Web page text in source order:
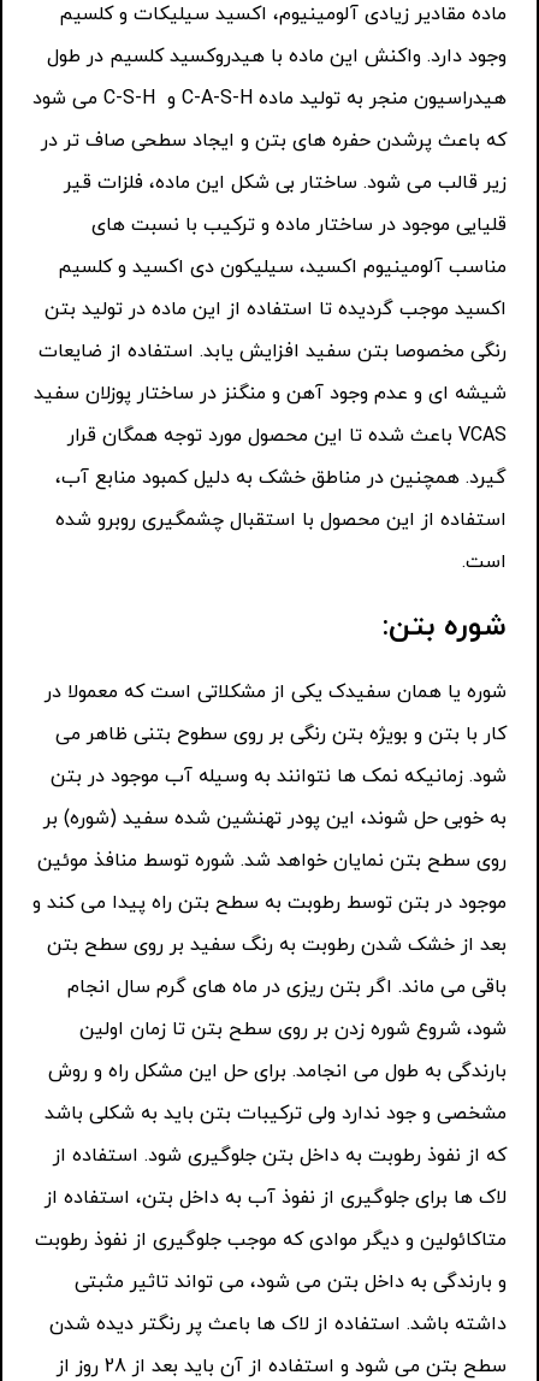
ماده مقادیر زیادی آلومینیوم، اکسید سیلیکات و کلسیم
وجود دارد. واکنش این ماده با هیدروکسید کلسیم در طول
هیدراسیون منجر به تولید ماده C-A-S-H و C-S-H می شود
که باعث پرشدن حفره های بتن و ایجاد سطحی صاف تر در
زیر قالب می شود. ساختار بی شکل این ماده، فلزات قیر
قلیایی موجود در ساختار ماده و ترکیب با نسبت های
مناسب آلومینیوم اکسید، سیلیکون دی اکسید و کلسیم
اکسید موجب گردیده تا استفاده از این ماده در تولید بتن
رنگی مخصوصا بتن سفید افزایش یابد. استفاده از ضایعات
شیشه ای و عدم وجود آهن و منگنز در ساختار پوزلان سفید
VCAS باعث شده تا این محصول مورد توجه همگان قرار
گیرد. همچنین در مناطق خشک به دلیل کمبود منابع آب،
استفاده از این محصول با استقبال چشمگیری روبرو شده
است.
شوره بتن:
شوره یا همان سفیدک یکی از مشکلاتی است که معمولا در
کار با بتن و بویژه بتن رنگی بر روی سطوح بتنی ظاهر می
شود. زمانیکه نمک ها نتوانند به وسیله آب موجود در بتن
به خوبی حل شوند، این پودر تهنشین شده سفید (شوره) بر
روی سطح بتن نمایان خواهد شد. شوره توسط منافذ موئین
موجود در بتن توسط رطوبت به سطح بتن راه پیدا می کند و
بعد از خشک شدن رطوبت به رنگ سفید بر روی سطح بتن
باقی می ماند. اگر بتن ریزی در ماه های گرم سال انجام
شود، شروع شوره زدن بر روی سطح بتن تا زمان اولین
بارندگی به طول می انجامد. برای حل این مشکل راه و روش
مشخصی و جود ندارد ولی ترکیبات بتن باید به شکلی باشد
که از نفوذ رطوبت به داخل بتن جلوگیری شود. استفاده از
لاک ها برای جلوگیری از نفوذ آب به داخل بتن، استفاده از
متاکائولین و دیگر موادی که موجب جلوگیری از نفوذ رطوبت
و بارندگی به داخل بتن می شود، می تواند تاثیر مثبتی
داشته باشد. استفاده از لاک ها باعث پر رنگتر دیده شدن
سطح بتن می شود و استفاده از آن باید بعد از 28 روز از